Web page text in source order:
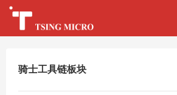
骑士工具链板块